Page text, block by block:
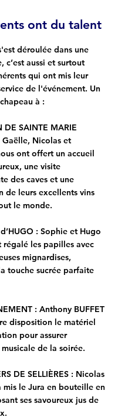
ont du talent
déroulée dans une
c’est aussi et surtout
qui ont mis leur
de l'événement. Un
à :
DE SAINTE MARIE
Gaëlle, Nicolas et
ont offert un accueil
une visite
des caves et une
de leurs excellents vins
le monde.
: Sophie et Hugo
régalé les papilles avec
mignardises,
touche sucrée parfaite
: Anthony BUFFET
disposition le matériel
pour assurer
de la soirée.
DE SELLIÈRES : Nicolas
mis le Jura en bouteille en
ses savoureux jus de